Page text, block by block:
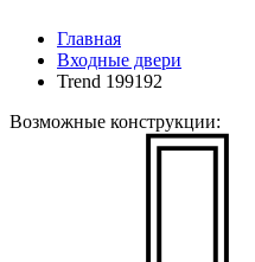
Главная
Входные двери
Trend 199192
Возможные конструкции: